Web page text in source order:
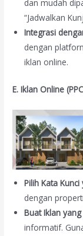
dan mudah
“Jadwalkan
Integrasi
dengan
iklan online.
E. Iklan Online
Pilih Kata
dengan
Buat Iklan
informatif.